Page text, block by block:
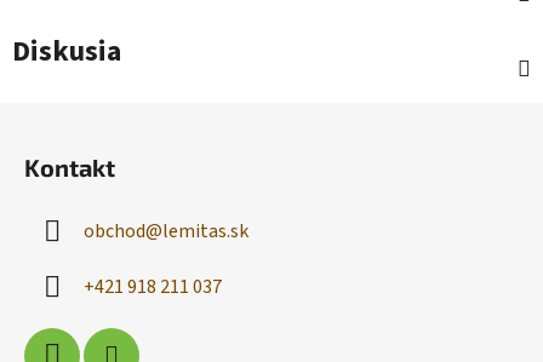
Diskusia
Kontakt
obchod@lemitas.sk
+421 918 211 037